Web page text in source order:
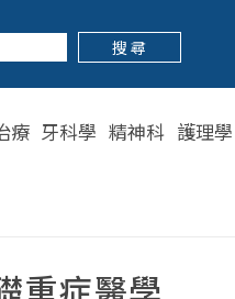
搜 尋
療 牙科學 精神科 護理學
重症醫學